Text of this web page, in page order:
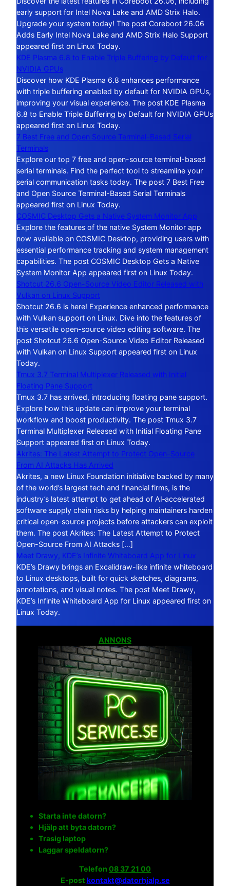
early support for Intel Nova Lake and AMD Strix Halo.
Upgrade your system today! The post Coreboot 26.06
Adds Early Intel Nova Lake and AMD Strix Halo Support
appeared first on Linux Today.
KDE Plasma 6.8 to Enable Triple Buffering by Default for
NVIDIA GPUs
Discover how KDE Plasma 6.8 enhances performance
with triple buffering enabled by default for NVIDIA GPUs,
improving your visual experience. The post KDE Plasma
6.8 to Enable Triple Buffering by Default for NVIDIA GPUs
appeared first on Linux Today.
7 Best Free and Open Source Terminal-Based Serial
Terminals
Explore our top 7 free and open-source terminal-based
serial terminals. Find the perfect tool to streamline your
serial communication tasks today. The post 7 Best Free
and Open Source Terminal-Based Serial Terminals
appeared first on Linux Today.
COSMIC Desktop Gets a Native System Monitor App
Explore the features of the native System Monitor app
now available on COSMIC Desktop, providing users with
essential performance tracking and system management
capabilities. The post COSMIC Desktop Gets a Native
System Monitor App appeared first on Linux Today.
Shotcut 26.6 Open-Source Video Editor Released with
Vulkan on Linux Support
Shotcut 26.6 is here! Experience enhanced performance
with Vulkan support on Linux. Dive into the features of
this versatile open-source video editing software. The
post Shotcut 26.6 Open-Source Video Editor Released
with Vulkan on Linux Support appeared first on Linux
Today.
Tmux 3.7 Terminal Multiplexer Released with Initial
Floating Pane Support
Tmux 3.7 has arrived, introducing floating pane support.
Explore how this update can improve your terminal
workflow and boost productivity. The post Tmux 3.7
Terminal Multiplexer Released with Initial Floating Pane
Support appeared first on Linux Today.
Akrites: The Latest Attempt to Protect Open-Source
From AI Attacks Has Arrived
Akrites, a new Linux Foundation initiative backed by many
of the world’s largest tech and financial firms, is the
industry’s latest attempt to get ahead of AI‑accelerated
software supply chain risks by helping maintainers harden
critical open-source projects before attackers can exploit
them. The post Akrites: The Latest Attempt to Protect
Open-Source From AI Attacks […]
Meet Drawy, KDE’s Infinite Whiteboard App for Linux
KDE’s Drawy brings an Excalidraw-like infinite whiteboard
to Linux desktops, built for quick sketches, diagrams,
annotations, and visual notes. The post Meet Drawy,
KDE’s Infinite Whiteboard App for Linux appeared first on
Linux Today.
ANNONS
Starta inte datorn?
Hjälp att byta datorn?
Trasig laptop
Laggar speldatorn?
Telefon 08 37 21 00
E-post kontakt@datorhjalp.se